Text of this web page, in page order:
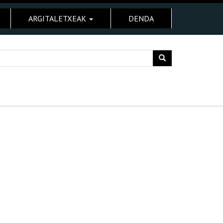
ARGITALETXEAK DENDA